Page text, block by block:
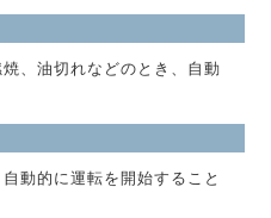
、油切れなどのとき、自動
動的に運転を開始すること